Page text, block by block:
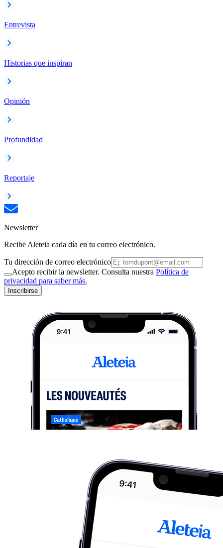
Entrevista
Historias que inspiran
Opinión
Profundidad
Reportaje
Newsletter
Recibe Aleteia cada día en tu correo electrónico.
Tu dirección de correo electrónico
Acepto recibir la newsletter. Consulta nuestra Política de
privacidad para saber más.
Inscribirse